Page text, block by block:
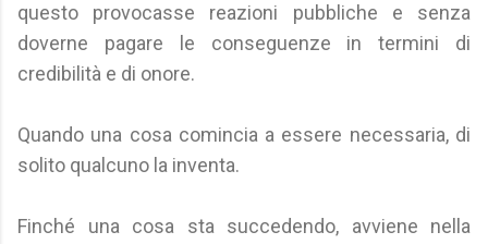
questo provocasse reazioni pubbliche e senza
doverne pagare le conseguenze in termini di
credibilità e di onore.
Quando una cosa comincia a essere necessaria, di
solito qualcuno la inventa.
Finché una cosa sta succedendo, avviene nella